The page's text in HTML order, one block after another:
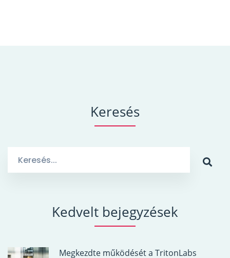
Keresés
Kedvelt bejegyzések
Megkezdte működését a TritonLabs